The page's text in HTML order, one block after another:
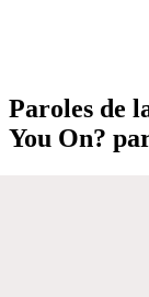
Paroles de
You On?